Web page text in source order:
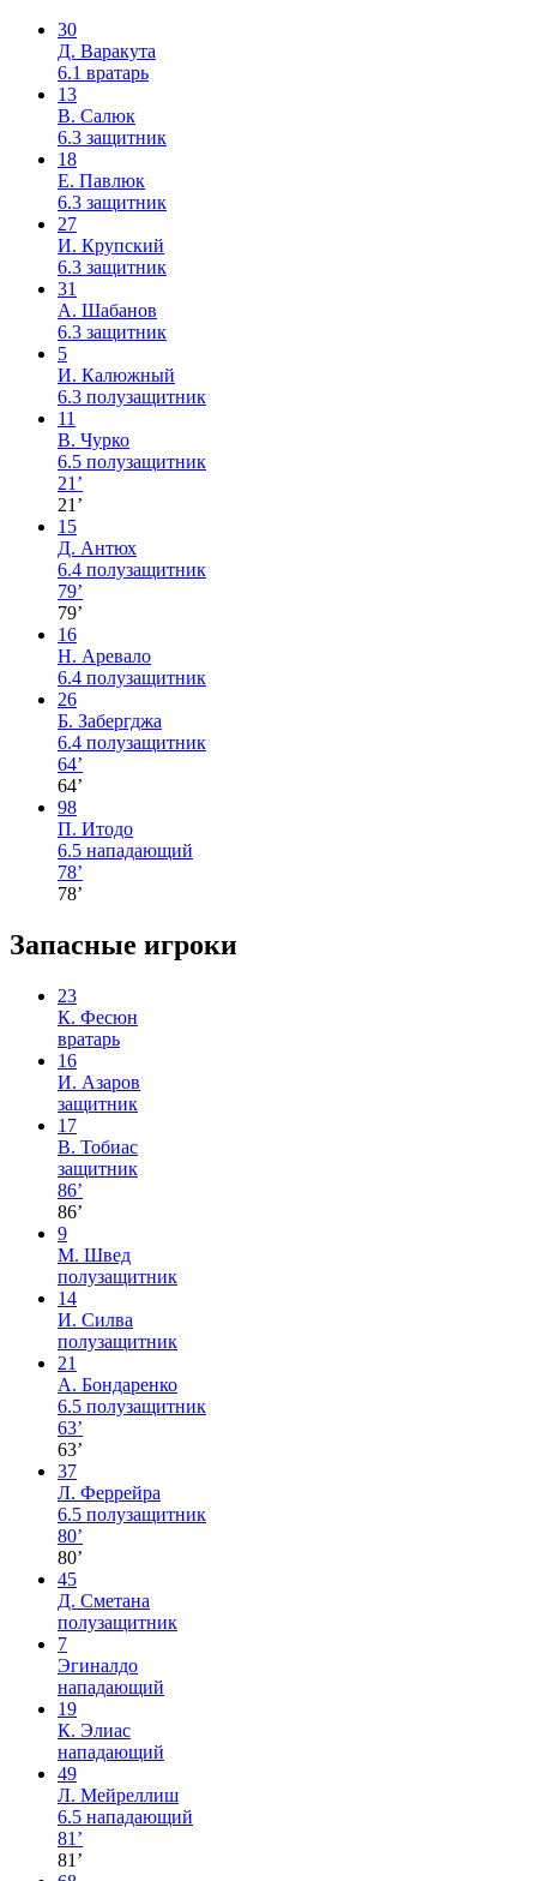
30
Д. Варакута
6.1 вратарь
13
В. Салюк
6.3 защитник
18
Е. Павлюк
6.3 защитник
27
И. Крупский
6.3 защитник
31
А. Шабанов
6.3 защитник
5
И. Калюжный
6.3 полузащитник
11
В. Чурко
6.5 полузащитник
21’
21’
15
Д. Антюх
6.4 полузащитник
79’
79’
16
Н. Аревало
6.4 полузащитник
26
Б. Забергджа
6.4 полузащитник
64’
64’
98
П. Итодо
6.5 нападающий
78’
78’
Запасные игроки
23
К. Фесюн
вратарь
16
И. Азаров
защитник
17
В. Тобиас
защитник
86’
86’
9
М. Швед
полузащитник
14
И. Силва
полузащитник
21
А. Бондаренко
6.5 полузащитник
63’
63’
37
Л. Феррейра
6.5 полузащитник
80’
80’
45
Д. Сметана
полузащитник
7
Эгиналдо
нападающий
19
К. Элиас
нападающий
49
Л. Мейреллиш
6.5 нападающий
81’
81’